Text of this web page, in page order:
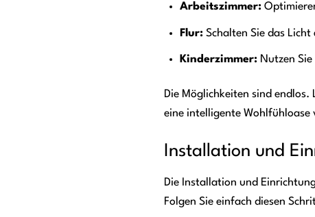
Arbeitszimmer:
Flur: Schalten Sie das
Kinderzimmer: Nutzen
Die Möglichkeiten sind
eine intelligente Wohlfühloase
Installation und
Die Installation und
Folgen Sie einfach diesen